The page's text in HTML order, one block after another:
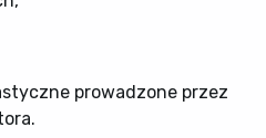
prowadzone przez